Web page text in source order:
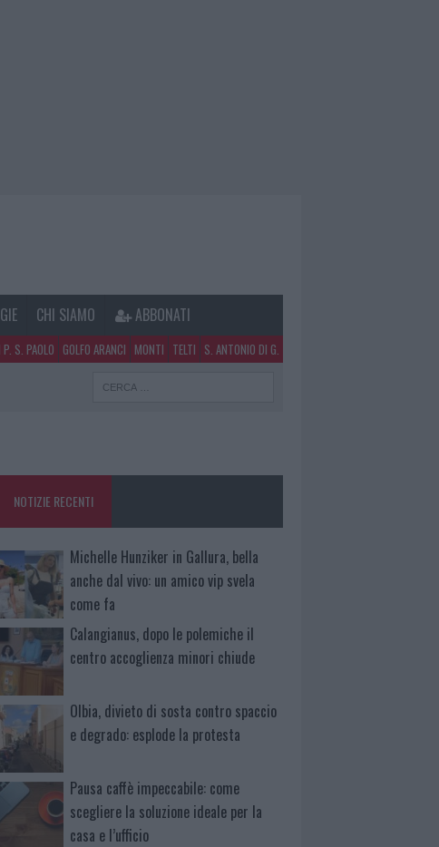
CHI SIAMO ABBONATI
P. S. PAOLO GOLFO ARANCI MONTI TELTI S. ANTONIO DI G.
NOTIZIE RECENTI
Michelle Hunziker in Gallura, bella
anche dal vivo: un amico vip svela
come fa
Calangianus, dopo le polemiche il
centro accoglienza minori chiude
Olbia, divieto di sosta contro spaccio
e degrado: esplode la protesta
Pausa caffè impeccabile: come
scegliere la soluzione ideale per la
casa e l’ufficio